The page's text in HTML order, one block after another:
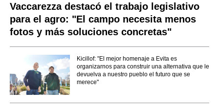
Vaccarezza destacó el trabajo legislativo
para el agro: "El campo necesita menos
fotos y más soluciones concretas"
Kicillof: "El mejor homenaje a Evita es
organizarnos para construir una alternativa que le
devuelva a nuestro pueblo el futuro que se
merece"